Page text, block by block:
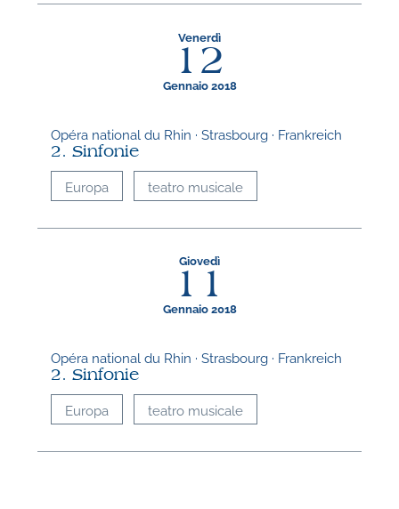
Venerdì
12
Gennaio 2018
Opéra national du Rhin · Strasbourg · Frankreich
2. Sinfonie
Europa teatro musicale
Giovedì
11
Gennaio 2018
Opéra national du Rhin · Strasbourg · Frankreich
2. Sinfonie
Europa teatro musicale